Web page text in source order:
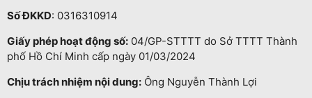
Số ĐKKD: 0316310914
Giấy phép hoạt động số: 04/GP-STTTT do Sở TTTT Thành
phố Hồ Chí Minh cấp ngày 01/03/2024
Chịu trách nhiệm nội dung: Ông Nguyễn Thành Lợi